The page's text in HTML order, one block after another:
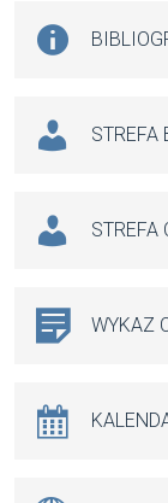
STREFA
STREFA
WYKAZ